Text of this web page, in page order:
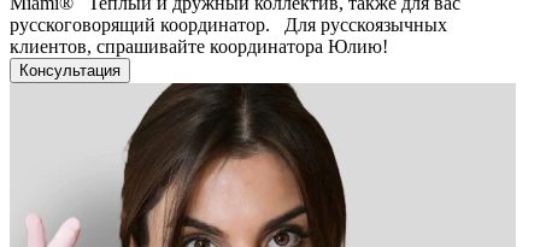
русскоговорящий координатор. Для русскоязычных
клиентов, спрашивайте координатора Юлию!
Консультация